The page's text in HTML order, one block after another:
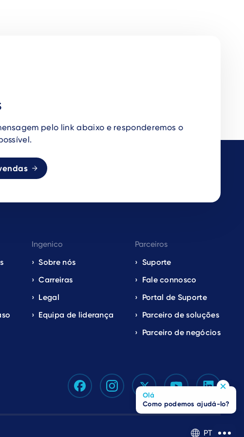
pelo link abaixo e responderemos o
Ingenico
Sobre nós
Carreiras
Legal
Equipa de liderança
Parceiros
Suporte
Fale connosco
Portal de Suporte
Parceiro de soluções
Parceiro de negócios
PT
Olá
Como podemos ajudá-lo?